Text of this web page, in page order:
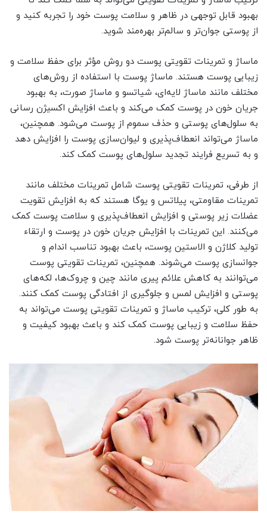
بهبود قابل توجهی در ظاهر و سلامت پوست خود را تجربه کنید و
از پوستی جوان‌تر و سالم‌تر بهره‌مند شوید.
ماساژ و تمرینات تقویتی پوست دو روش مؤثر برای حفظ سلامت و
زیبایی پوست هستند. ماساژ پوست با استفاده از روش‌های
مختلف مانند ماساژ لایه‌ای، شیاتسو و ماساژ صورت، به بهبود
جریان خون در پوست کمک می‌کند و باعث افزایش اکسیژن رسانی
به سلول‌های پوستی و حذف سموم از پوست می‌شود. همچنین،
ماساژ می‌تواند انعطاف‌پذیری و لیوان‌سازی پوست را افزایش دهد
و به تسریع فرایند تجدید سلول‌های پوست کمک کند.
از طرفی، تمرینات تقویتی پوست شامل تمرینات مختلف مانند
تمرینات مقاومتی، پیلاتس و یوگا هستند که به افزایش تقویت
عضلات زیر پوستی و افزایش انعطاف‌پذیری و سلامت پوست کمک
می‌کنند. این تمرینات با افزایش جریان خون در پوست و ارتقاء
تولید کلاژن و الاستین پوست، باعث بهبود تناسب اندام و
جوانسازی پوست می‌شوند. همچنین، تمرینات تقویتی پوست
می‌توانند به کاهش علائم پیری مانند چین و چروک‌ها، لکه‌های
پوستی و افزایش لمس و جلوگیری از افتادگی پوست کمک کنند.
به طور کلی، ترکیب ماساژ و تمرینات تقویتی پوست می‌تواند به
حفظ سلامت و زیبایی پوست کمک کند و باعث بهبود کیفیت و
ظاهر جوانانه‌تر پوست شود.